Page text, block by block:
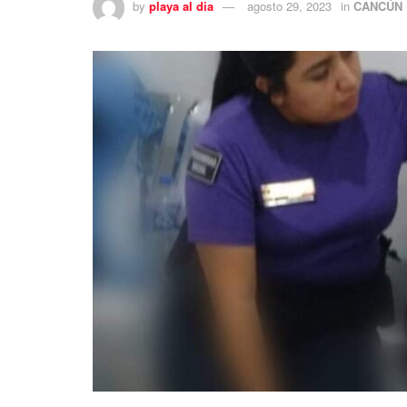
by playa al dia agosto 29, 2023 in CANCÚN